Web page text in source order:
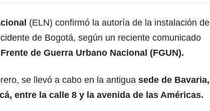
(ELN) confirmó la autoría de la instalación de
de Bogotá, según un reciente comunicado
Frente de Guerra Urbano Nacional (FGUN).
se llevó a cabo en la antigua sede de Bavaria,
entre la calle 8 y la avenida de las Américas.